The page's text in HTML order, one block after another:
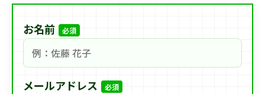
お名前 必須
メールアドレス 必須